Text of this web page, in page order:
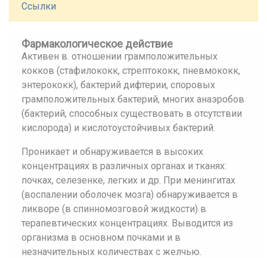
Ссылки
Фармакологическое действие
Активен в. отношении грамположительных
кокков (стафилококк, стрептококк, пневмококк,
энтерококк), бактерий дифтерии, споровых
грамположительных бактерий, многих анаэробов
(бактерий, способных существовать в отсутствии
кислорода) и кислотоустойчивых бактерий.
Проникает и обнаруживается в высоких
концентрациях в различных органах и тканях:
почках, селезенке, легких и др. При менингитах
(воспалении оболочек мозга) обнаруживается в
ликворе (в спинномозговой жидкости) в
терапевтических концентрациях. Выводится из
организма в основном почками и в
незначительных количествах с желчью.